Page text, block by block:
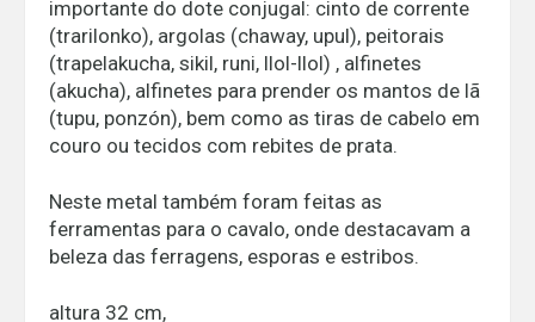
importante do dote conjugal: cinto de corrente
(trarilonko), argolas (chaway, upul), peitorais
(trapelakucha, sikil, runi, llol-llol) , alfinetes
(akucha), alfinetes para prender os mantos de lã
(tupu, ponzón), bem como as tiras de cabelo em
couro ou tecidos com rebites de prata.
Neste metal também foram feitas as
ferramentas para o cavalo, onde destacavam a
beleza das ferragens, esporas e estribos.
altura 32 cm,